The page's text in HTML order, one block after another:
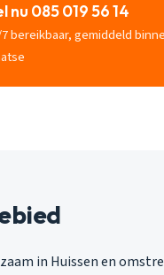
nu 085 019 56 14
bereikbaar, gemiddeld
in Huissen en